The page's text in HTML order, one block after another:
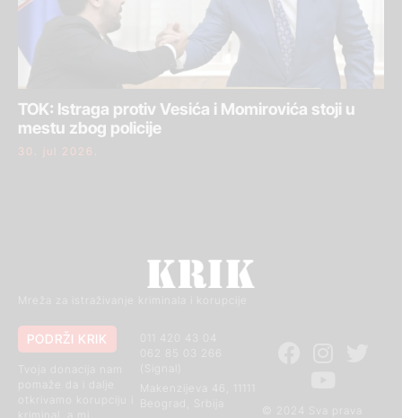
TOK: Istraga protiv Vesića i Momirovića stoji u
mestu zbog policije
30. jul 2026.
Mreža za istraživanje kriminala i korupcije
© 2024 Sva prava
011 420 43 04
Makenzijeva 46, 11111
PODRŽI KRIK
otkrivamo korupciju i
kriminal, a mi